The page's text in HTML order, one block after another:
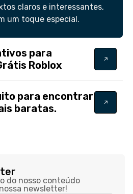
claros e interessantes,
um toque especial.
para
Roblox
para encontrar
baratas.
do nosso conteúdo
newsletter!